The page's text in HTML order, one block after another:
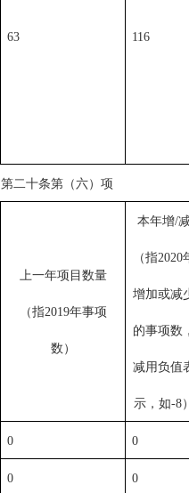
63 116
第二十条第（六）项
上一年项目数量
（指2019年事项
数）
本年增/
（指2020
增加或减
的事项数
减用负值
示，如-8
0 0
0 0